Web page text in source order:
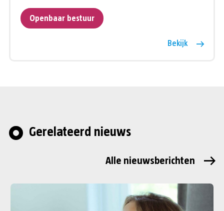
Openbaar bestuur
Bekijk
Gerelateerd nieuws
Alle nieuwsberichten